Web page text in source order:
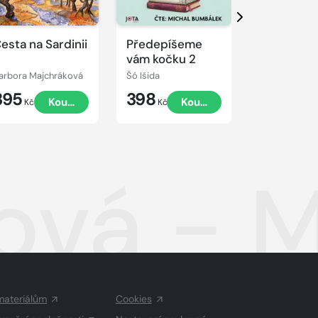
na Sardinii
Majchráková
Kč Koupit
Předepíšeme
vám kočku 2
Šó Išida
398 Kč Koupit
Další
-
Cookies